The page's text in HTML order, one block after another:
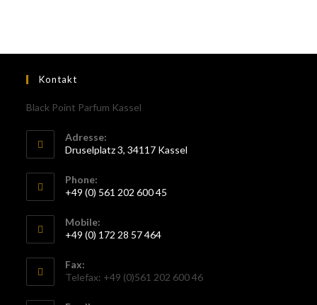
Kontakt
Black Point Parfum Kassel
Adresse:
Druselplatz 3, 34117 Kassel
Phone:
+49 (0) 561 202 600 45
Mobile:
+49 (0) 172 28 57 464
Fax:
Telefax: +49 (0)561 202 600 46